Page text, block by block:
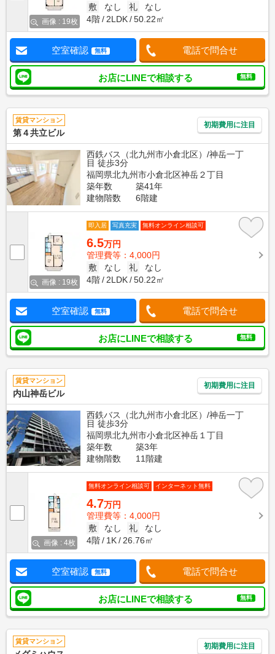
画像 : 19枚
敷
なし 礼
なし
4階
2LDK 50.22㎡
空室確認 無料 電話で問合せ
お店にLINEで相談する 無料
賃貸マンション
第４共立ビル
初期費用に注目
西鉄バス（北九州市小倉北区）/神岳一丁
目 徒歩3分
福岡県北九州市小倉北区神岳２丁目
築年数
築41年
建物階数
6階建
画像 : 19枚
即入居 写真充実 無料オンライン相談可
6.5万円
管理費等：4,000円
敷
なし 礼
なし
4階
2LDK 50.22㎡
空室確認 無料 電話で問合せ
お店にLINEで相談する 無料
賃貸マンション
内山神岳ビル
初期費用に注目
西鉄バス（北九州市小倉北区）/神岳一丁
目 徒歩3分
福岡県北九州市小倉北区神岳１丁目
築年数
築3年
建物階数
11階建
画像 : 4枚
無料オンライン相談可 インターネット無料
4.7万円
管理費等：4,000円
敷
なし 礼
なし
4階
1K 26.76㎡
空室確認 無料 電話で問合せ
お店にLINEで相談する 無料
賃貸マンション
初期費用に注目